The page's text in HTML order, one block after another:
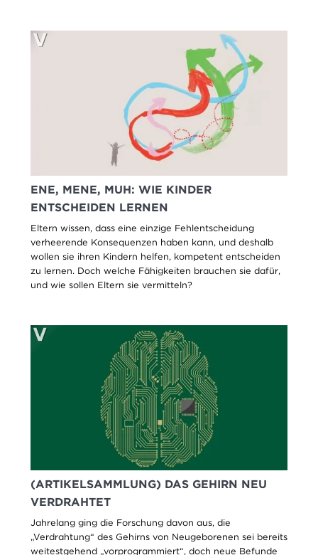
ENE, MENE, MUH: WIE KINDER
ENTSCHEIDEN LERNEN
Eltern wissen, dass eine einzige Fehlentscheidung
verheerende Konsequenzen haben kann, und deshalb
wollen sie ihren Kindern helfen, kompetent entscheiden
zu lernen. Doch welche Fähigkeiten brauchen sie dafür,
und wie sollen Eltern sie vermitteln?
(ARTIKELSAMMLUNG) DAS GEHIRN NEU
VERDRAHTET
Jahrelang ging die Forschung davon aus, die
„Verdrahtung“ des Gehirns von Neugeborenen sei bereits
weitestgehend „vorprogrammiert“, doch neue Befunde